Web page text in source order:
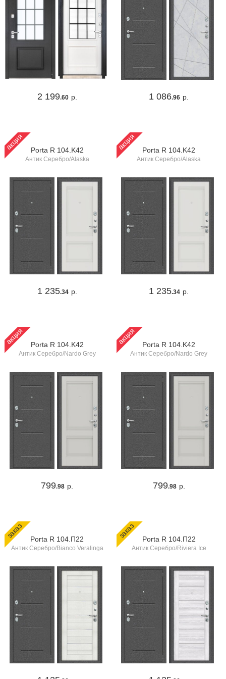
2 199.60 р. 1 086.96 р.
акция Porta R 104.K42
Антик Серебро/Alaska
1 235.34 р.
акция Porta R 104.K42
Антик Серебро/Alaska
1 235.34 р.
акция Porta R 104.K42
Антик Серебро/Nardo Grey
799.98 р.
акция Porta R 104.K42
Антик Серебро/Nardo Grey
799.98 р.
заказ Porta R 104.П22
Антик Серебро/Bianco Veralinga
заказ Porta R 104.П22
Антик Серебро/Riviera Ice